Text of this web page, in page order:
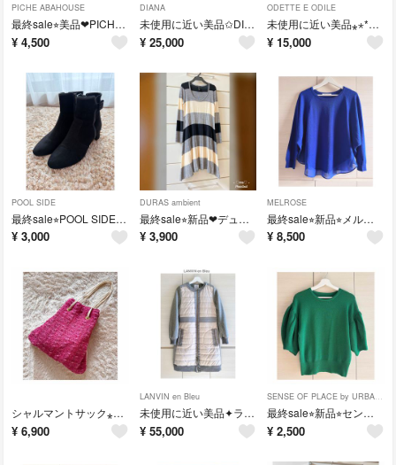
PICHE ABAHOUSE
最終sale⭐︎美品 ❤︎PICHE ABAHOUSE❤︎ローヒール パンプス
¥ 4,500
DIANA
未使用に近い美品✩︎DIANA ⁎⋆* ブラックレースアップブーツ❤︎ブラック
¥ 25,000
ODETTE E ODILE
未使用に近い美品⁎⋆* Odette e Odile ベージュ スエード ブーツ
¥ 15,000
POOL SIDE
最終sale⭐︎POOL SIDE 黒 スエード ショートブーツ ジッパー付き
¥ 3,000
DURAS ambient
最終sale⭐︎新品❤︎デュラスアンビエント❤︎ニット プリーツ ワンピース
¥ 3,900
MELROSE
最終sale⭐︎新品⭐︎メルローズ⁎⋆* 裾シフォン ドルマン プルオーバー ニット
¥ 8,500
シャルマントサック⁎⋆* ツイード巾着バッグ
¥ 6,900
LANVIN en Bleu
未使用に近い美品✦︎ランバンオンブルー❤︎ウール×ダウンデザインコート
¥ 55,000
SENSE OF PLACE by URBAN RESEARCH
最終sale⭐︎新品⭐︎センスオブプレイス⁎⋆* バルーンスリーブ ニット M
¥ 2,500